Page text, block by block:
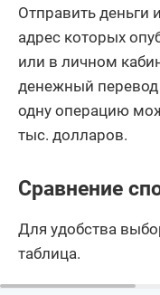
Отправить деньги
адрес которых
или в личном
денежный
одну операцию
тыс. долларов.
Сравнение
Для удобства
таблица.